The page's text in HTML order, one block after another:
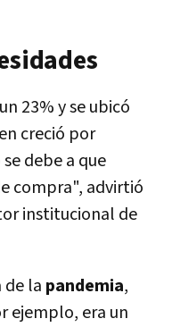
23% y se ubicó
creció por
debe a que
compra", advirtió
institucional de
de la pandemia,
ejemplo, era un